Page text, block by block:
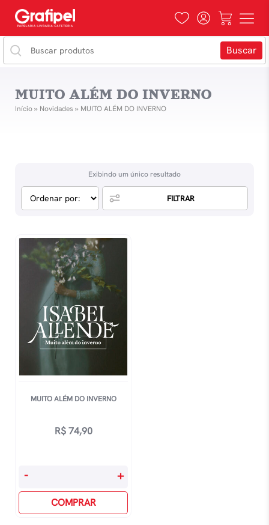
MUITO ALÉM DO INVERNO
Início» Novidades » MUITO ALÉM DO INVERNO
Exibindo um único resultado
FILTRAR
MUITO ALÉM DO INVERNO
R$74,90
Muito
Inverno
- +
COMPRAR